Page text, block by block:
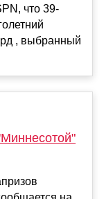
что 39-
, выбранный